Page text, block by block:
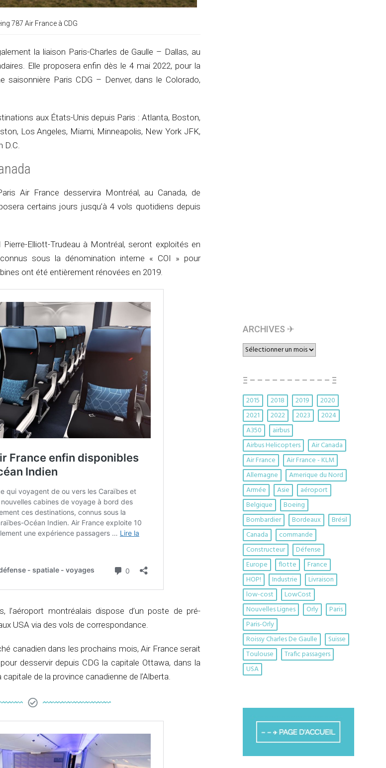
787 Air France à CDG
la liaison Paris-Charles de Gaulle – Dallas, au
Elle proposera enfin dès le 4 mai 2022, pour la
saisonnière Paris CDG – Denver, dans le Colorado,
aux États-Unis depuis Paris : Atlanta, Boston,
Los Angeles, Miami, Minneapolis, New York JFK,
Air France desservira Montréal, au Canada, de
certains jours jusqu’à 4 vols quotidiens depuis
Elliott-Trudeau à Montréal, seront exploités en
sous la dénomination interne « COI » pour
ont été entièrement rénovées en 2019.
l’aéroport montréalais dispose d’un poste de pré-
USA via des vols de correspondance.
canadien dans les prochains mois, Air France serait
desservir depuis CDG la capitale Ottawa, dans la
de la province canadienne de l’Alberta.
ARCHIVES ✈︎
ARCHIVES
✈︎
Ξ – – – – – – – – – – – Ξ
2015 2018 2019
2020
2021
2022 2023
2024
A350
airbus
Airbus Helicopters
Air Canada
Air France
Air France - KLM
Allemagne
Amerique du Nord
Armée
Asie
aéroport
Belgique
Boeing
Bombardier
Bordeaux
Brésil
Canada
commande
Constructeur
Défense
Europe
flotte
France
HOP!
Industrie
Livraison
low-cost
LowCost
Nouvelles Lignes
Orly
Paris
Paris-Orly
Roissy Charles De Gaulle
Suisse
Toulouse
Trafic passagers
USA